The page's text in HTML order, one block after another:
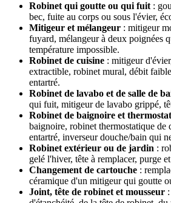
Robinet qui goutte ou qui fuit :
bec, fuite au corps ou sous l'évier,
Mitigeur et mélangeur : mitigeur
fuyard, mélangeur à deux poignées
température impossible.
Robinet de cuisine : mitigeur
extractible, robinet mural, débit
entartré.
Robinet de lavabo et de salle de
qui fuit, mitigeur de lavabo grippé,
Robinet de baignoire et
baignoire, robinet thermostatique de
entartré, inverseur douche/bain qui
Robinet extérieur ou de jardin :
gelé l'hiver, tête à remplacer, purge
Changement de cartouche :
céramique d'un mitigeur qui goutte
Joint, tête de robinet et mousseur